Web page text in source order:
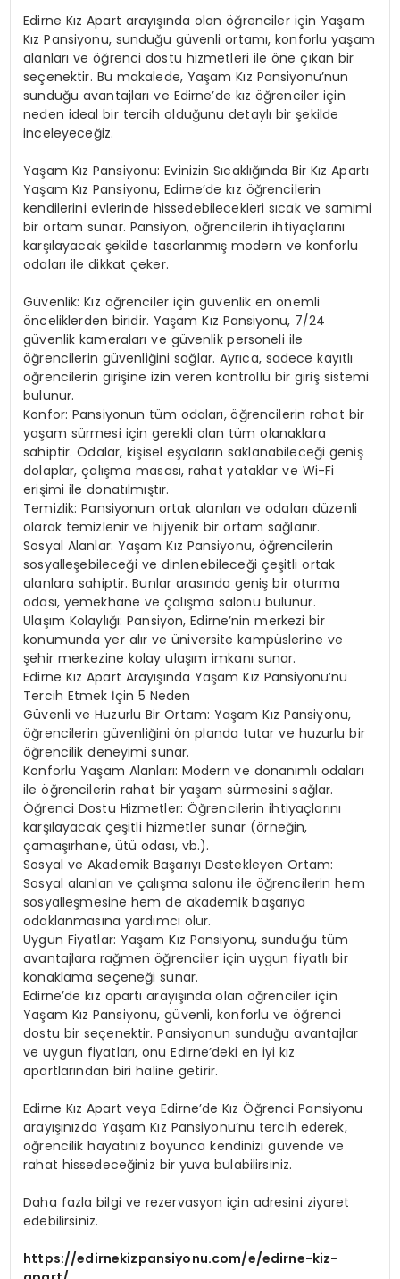
Edirne Kız Apart arayışında olan öğrenciler için Yaşam
Kız Pansiyonu, sunduğu güvenli ortamı, konforlu yaşam
alanları ve öğrenci dostu hizmetleri ile öne çıkan bir
seçenektir. Bu makalede, Yaşam Kız Pansiyonu’nun
sunduğu avantajları ve Edirne’de kız öğrenciler için
neden ideal bir tercih olduğunu detaylı bir şekilde
inceleyeceğiz.
Yaşam Kız Pansiyonu: Evinizin Sıcaklığında Bir Kız Apartı
Yaşam Kız Pansiyonu, Edirne’de kız öğrencilerin
kendilerini evlerinde hissedebilecekleri sıcak ve samimi
bir ortam sunar. Pansiyon, öğrencilerin ihtiyaçlarını
karşılayacak şekilde tasarlanmış modern ve konforlu
odaları ile dikkat çeker.
Güvenlik: Kız öğrenciler için güvenlik en önemli
önceliklerden biridir. Yaşam Kız Pansiyonu, 7/24
güvenlik kameraları ve güvenlik personeli ile
öğrencilerin güvenliğini sağlar. Ayrıca, sadece kayıtlı
öğrencilerin girişine izin veren kontrollü bir giriş sistemi
bulunur.
Konfor: Pansiyonun tüm odaları, öğrencilerin rahat bir
yaşam sürmesi için gerekli olan tüm olanaklara
sahiptir. Odalar, kişisel eşyaların saklanabileceği geniş
dolaplar, çalışma masası, rahat yataklar ve Wi-Fi
erişimi ile donatılmıştır.
Temizlik: Pansiyonun ortak alanları ve odaları düzenli
olarak temizlenir ve hijyenik bir ortam sağlanır.
Sosyal Alanlar: Yaşam Kız Pansiyonu, öğrencilerin
sosyalleşebileceği ve dinlenebileceği çeşitli ortak
alanlara sahiptir. Bunlar arasında geniş bir oturma
odası, yemekhane ve çalışma salonu bulunur.
Ulaşım Kolaylığı: Pansiyon, Edirne’nin merkezi bir
konumunda yer alır ve üniversite kampüslerine ve
şehir merkezine kolay ulaşım imkanı sunar.
Edirne Kız Apart Arayışında Yaşam Kız Pansiyonu’nu
Tercih Etmek İçin 5 Neden
Güvenli ve Huzurlu Bir Ortam: Yaşam Kız Pansiyonu,
öğrencilerin güvenliğini ön planda tutar ve huzurlu bir
öğrencilik deneyimi sunar.
Konforlu Yaşam Alanları: Modern ve donanımlı odaları
ile öğrencilerin rahat bir yaşam sürmesini sağlar.
Öğrenci Dostu Hizmetler: Öğrencilerin ihtiyaçlarını
karşılayacak çeşitli hizmetler sunar (örneğin,
çamaşırhane, ütü odası, vb.).
Sosyal ve Akademik Başarıyı Destekleyen Ortam:
Sosyal alanları ve çalışma salonu ile öğrencilerin hem
sosyalleşmesine hem de akademik başarıya
odaklanmasına yardımcı olur.
Uygun Fiyatlar: Yaşam Kız Pansiyonu, sunduğu tüm
avantajlara rağmen öğrenciler için uygun fiyatlı bir
konaklama seçeneği sunar.
Edirne’de kız apartı arayışında olan öğrenciler için
Yaşam Kız Pansiyonu, güvenli, konforlu ve öğrenci
dostu bir seçenektir. Pansiyonun sunduğu avantajlar
ve uygun fiyatları, onu Edirne’deki en iyi kız
apartlarından biri haline getirir.
Edirne Kız Apart veya Edirne’de Kız Öğrenci Pansiyonu
arayışınızda Yaşam Kız Pansiyonu’nu tercih ederek,
öğrencilik hayatınız boyunca kendinizi güvende ve
rahat hissedeceğiniz bir yuva bulabilirsiniz.
Daha fazla bilgi ve rezervasyon için adresini ziyaret
edebilirsiniz.
https://edirnekizpansiyonu.com/e/edirne-kiz-